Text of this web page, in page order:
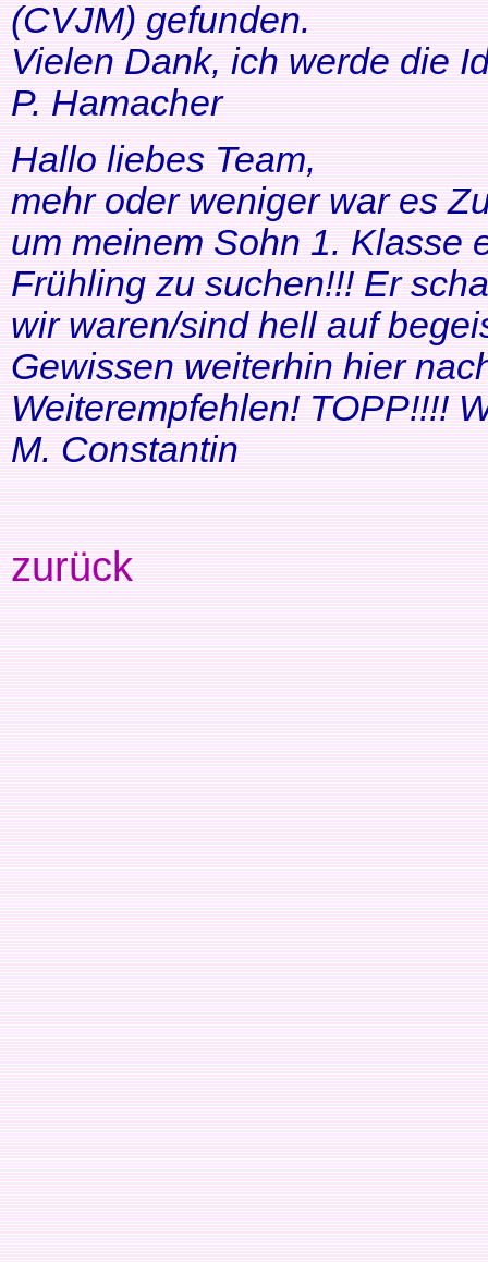
(CVJM) gefunden.
Vielen Dank, ich werde die
P. Hamacher
Hallo liebes Team,
mehr oder weniger war es
um meinem Sohn 1. Klasse
Frühling zu suchen!!! Er
wir waren/sind hell auf
Gewissen weiterhin hier
Weiterempfehlen! TOPP!!!!
M. Constantin
zurück